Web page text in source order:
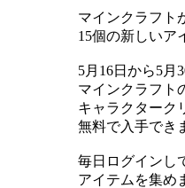
マインクラフト
15個の新しいア
5月16日から5月
マインクラフト
キャラクターク
無料で入手でき
毎日ログインし
アイテムを集め